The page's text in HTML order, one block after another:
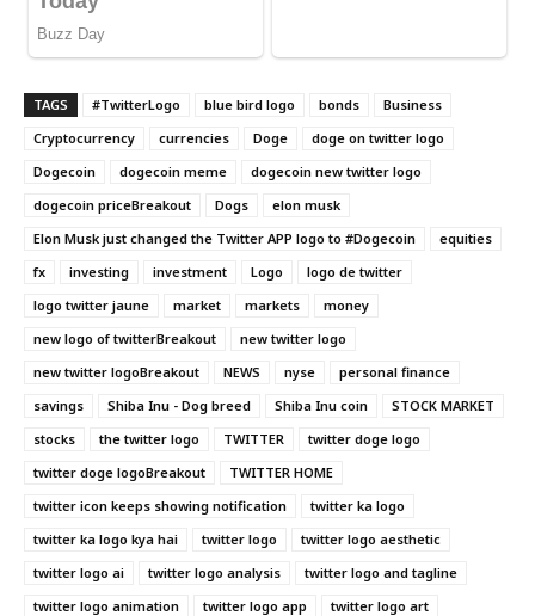
TAGS #TwitterLogo blue bird logo bonds
Business
Cryptocurrency
currencies Doge
doge on twitter logo
Dogecoin
dogecoin meme
dogecoin new twitter logo
dogecoin priceBreakout
Dogs
elon musk
Elon Musk just changed the Twitter APP logo to #Dogecoin
equities
fx
investing investment Logo
logo de twitter
logo twitter jaune
market markets
money
new logo of twitterBreakout
new twitter logo
new twitter logoBreakout
NEWS nyse
personal finance
savings
Shiba Inu - Dog breed Shiba Inu coin
STOCK MARKET
stocks
the twitter logo TWITTER
twitter doge logo
twitter doge logoBreakout
TWITTER HOME
twitter icon keeps showing notification
twitter ka logo
twitter ka logo kya hai
twitter logo
twitter logo aesthetic
twitter logo ai
twitter logo analysis
twitter logo and tagline
twitter logo animation
twitter logo app
twitter logo art